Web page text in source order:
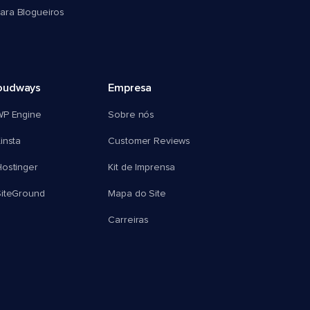
Blogueiros
Engine
Empresa
Sobre nós
Customer Reviews
Kit de Imprensa
Mapa do Site
Carreiras